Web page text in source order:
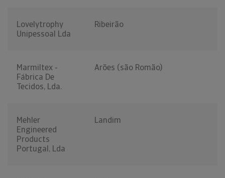
Lovelytrophy
Unipessoal Lda
Ribeirão
Marmiltex -
Fábrica De
Tecidos, Lda.
Arões (são Romão)
Mehler
Engineered
Products
Portugal, Lda
Landim